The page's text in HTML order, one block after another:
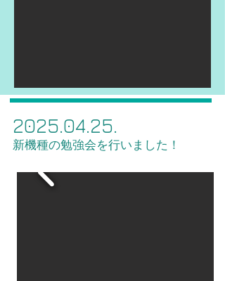
2025.04.25.
新機種の勉強会を行いました！